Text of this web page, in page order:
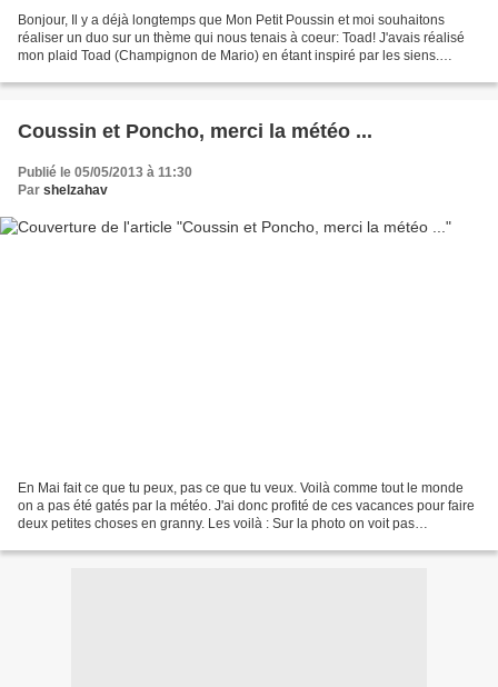
Bonjour, Il y a déjà longtemps que Mon Petit Poussin et moi souhaitons
réaliser un duo sur un thème qui nous tenais à coeur: Toad! J'avais réalisé
mon plaid Toad (Champignon de Mario) en étant inspiré par les siens.
Coussin et Poncho, merci la météo ...
Publié le 05/05/2013 à 11:30
Par shelzahav
En Mai fait ce que tu peux, pas ce que tu veux. Voilà comme tout le monde
on a pas été gatés par la météo. J'ai donc profité de ces vacances pour faire
deux petites choses en granny. Les voilà : Sur la photo on voit pas